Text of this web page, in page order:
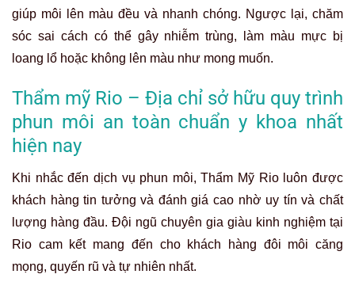
giúp môi lên màu đều và nhanh chóng. Ngược lại, chăm
sóc sai cách có thể gây nhiễm trùng, làm màu mực bị
loang lổ hoặc không lên màu như mong muốn.
Thẩm mỹ Rio – Địa chỉ sở hữu quy trình
phun môi an toàn chuẩn y khoa nhất
hiện nay
Khi nhắc đến dịch vụ phun môi, Thẩm Mỹ Rio luôn được
khách hàng tin tưởng và đánh giá cao nhờ uy tín và chất
lượng hàng đầu. Đội ngũ chuyên gia giàu kinh nghiệm tại
Rio cam kết mang đến cho khách hàng đôi môi căng
mọng, quyến rũ và tự nhiên nhất.